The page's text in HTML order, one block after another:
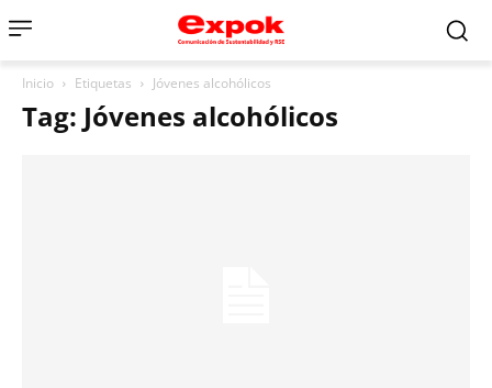
Inicio Etiquetas Jóvenes alcohólicos
Tag: Jóvenes alcohólicos